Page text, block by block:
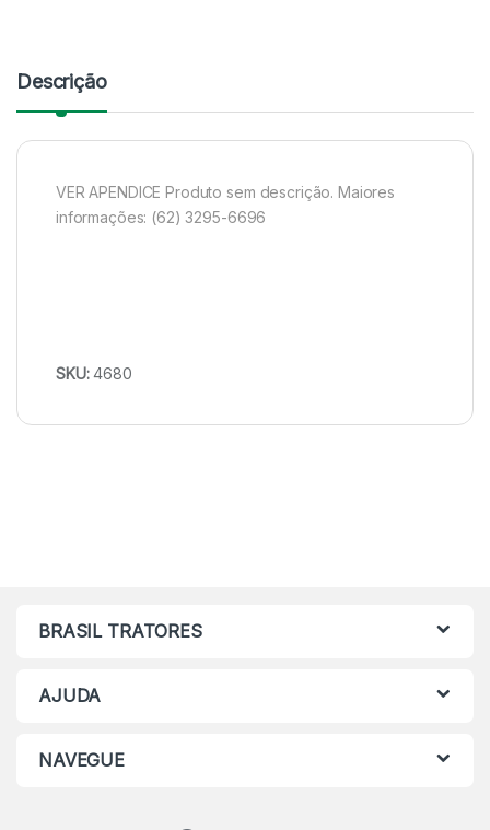
Descrição
VER APENDICE Produto sem descrição. Maiores
informações: (62) 3295-6696
SKU:4680
BRASIL TRATORES
AJUDA
NAVEGUE